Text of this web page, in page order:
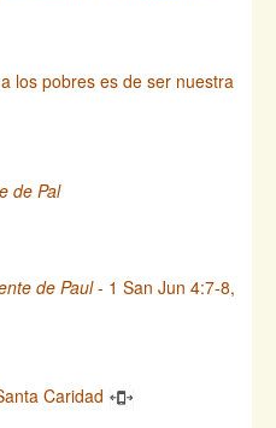
los pobres es de ser nuestra
de Pal
de Paul- 1 San Jun 4:7-8,
Caridad